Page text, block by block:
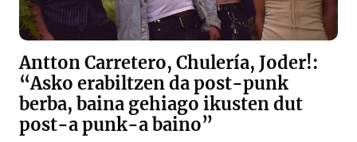
Antton Carretero, Chulería, Joder!:
“Asko erabiltzen da post-punk
berba, baina gehiago ikusten dut
post-a punk-a baino”